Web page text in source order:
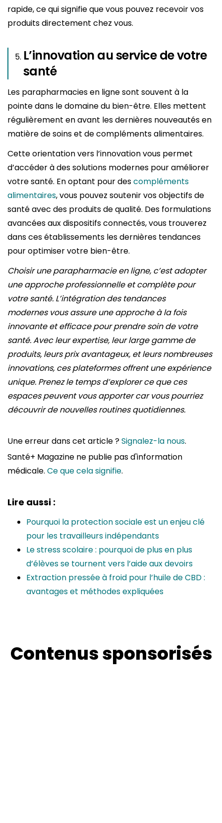
rapide, ce qui signifie que vous pouvez recevoir vos
produits directement chez vous.
L’innovation au service de votre
santé
Les parapharmacies en ligne sont souvent à la
pointe dans le domaine du bien-être. Elles mettent
régulièrement en avant les dernières nouveautés en
matière de soins et de compléments alimentaires.
Cette orientation vers l’innovation vous permet
d’accéder à des solutions modernes pour améliorer
votre santé. En optant pour descompléments
alimentaires, vous pouvez soutenir vos objectifs de
santé avec des produits de qualité. Des formulations
avancées aux dispositifs connectés, vous trouverez
dans ces établissements les dernières tendances
pour optimiser votre bien-être.
Choisir une parapharmacie en ligne, c’est adopter
une approche professionnelle et complète pour
votre santé. L’intégration des tendances
modernes vous assure une approche à la fois
innovante et efficace pour prendre soin de votre
santé. Avec leur expertise, leur large gamme de
produits, leurs prix avantageux, et leurs nombreuses
innovations, ces plateformes offrent une expérience
unique. Prenez le temps d’explorer ce que ces
espaces peuvent vous apporter car vous pourriez
découvrir de nouvelles routines quotidiennes.
Une erreur dans cet article ?Signalez-la nous.
Santé+ Magazine ne publie pas d'information
médicale. Ce que cela signifie.
Lire aussi :
Pourquoi la protection sociale est un enjeu clé
pour les travailleurs indépendants
Le stress scolaire : pourquoi de plus en plus
d’élèves se tournent vers l’aide aux devoirs
Extraction pressée à froid pour l’huile de CBD :
avantages et méthodes expliquées
Contenus sponsorisés